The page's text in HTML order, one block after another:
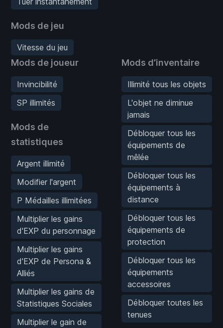
Mods de jeu
Vitesse du jeu
Mods de joueur
Invincibilité
SP illimités
Mods de
statistiques
Argent illimité
Modifier l'argent
P Médailles illimitées
Multiplier les gains
d'EXP du personnage
Multiplier les gains
d'EXP de Persona &
Alliés
Multiplier les gains de
Statistiques Sociales
Multiplier le gain de
Mods d’inventaire
Illimité tous les objets
L'objet ne diminue
jamais
Débloquer tous les
équipements de
mêlée
Débloquer tous les
équipements à
distance
Débloquer tous les
équipements de
protection
Débloquer tous les
équipements
accessoires
Débloquer toutes les
tenues